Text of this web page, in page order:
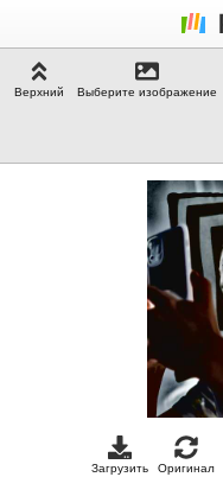
Верхний Выберите изображение
Загрузить Оригинал